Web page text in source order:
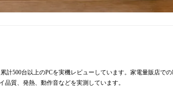
計500台以上のPCを実機レビューしています。家電量販店で
質、発熱、動作音などを実測しています。